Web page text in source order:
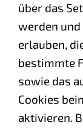
über das
werden
erlauben,
bestimmte
sowie das
Cookies
aktivieren.